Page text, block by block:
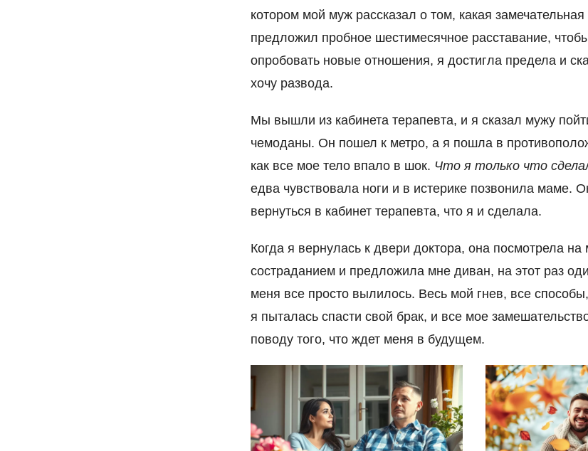
котором мой муж рассказал о том, какая
предложил пробное шестимесячное расставание,
опробовать новые отношения, я достигла предела и
хочу развода.
Мы вышли из кабинета терапевта, и я сказал мужу
чемоданы. Он пошел к метро, ​​а я пошла в
как все мое тело впало в шок. Что я только что
едва чувствовала ноги и в истерике позвонила маме.
вернуться в кабинет терапевта, что я и сделала.
Когда я вернулась к двери доктора, она посмотрела на
состраданием и предложила мне диван, на этот раз
меня все просто вылилось. Весь мой гнев, все
я пыталась спасти свой брак, и все мое
поводу того, что ждет меня в будущем.